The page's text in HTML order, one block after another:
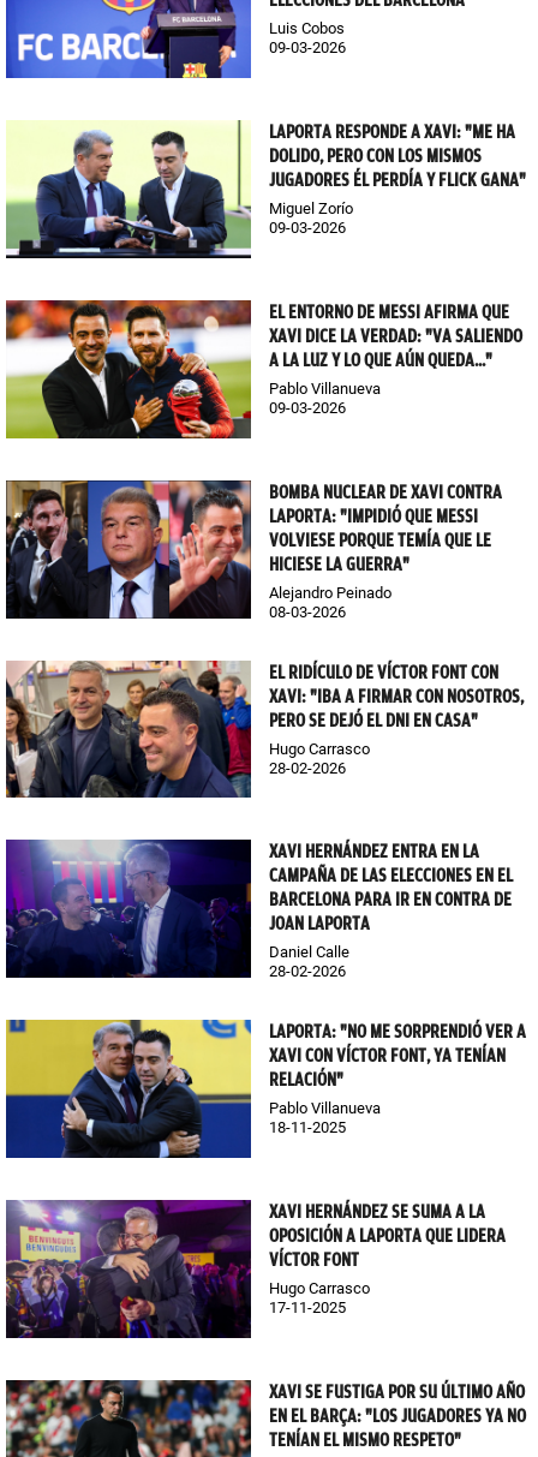
Luis Cobos
09-03-2026
LAPORTA RESPONDE A XAVI: "ME HA
DOLIDO, PERO CON LOS MISMOS
JUGADORES ÉL PERDÍA Y FLICK GANA"
Miguel Zorío
09-03-2026
EL ENTORNO DE MESSI AFIRMA QUE
XAVI DICE LA VERDAD: "VA SALIENDO
A LA LUZ Y LO QUE AÚN QUEDA..."
Pablo Villanueva
09-03-2026
BOMBA NUCLEAR DE XAVI CONTRA
LAPORTA: "IMPIDIÓ QUE MESSI
VOLVIESE PORQUE TEMÍA QUE LE
HICIESE LA GUERRA"
Alejandro Peinado
08-03-2026
EL RIDÍCULO DE VÍCTOR FONT CON
XAVI: "IBA A FIRMAR CON NOSOTROS,
PERO SE DEJÓ EL DNI EN CASA"
Hugo Carrasco
28-02-2026
XAVI HERNÁNDEZ ENTRA EN LA
CAMPAÑA DE LAS ELECCIONES EN EL
BARCELONA PARA IR EN CONTRA DE
JOAN LAPORTA
Daniel Calle
28-02-2026
LAPORTA: "NO ME SORPRENDIÓ VER A
XAVI CON VÍCTOR FONT, YA TENÍAN
RELACIÓN"
Pablo Villanueva
18-11-2025
XAVI HERNÁNDEZ SE SUMA A LA
OPOSICIÓN A LAPORTA QUE LIDERA
VÍCTOR FONT
Hugo Carrasco
17-11-2025
XAVI SE FUSTIGA POR SU ÚLTIMO AÑO
EN EL BARÇA: "LOS JUGADORES YA NO
TENÍAN EL MISMO RESPETO"